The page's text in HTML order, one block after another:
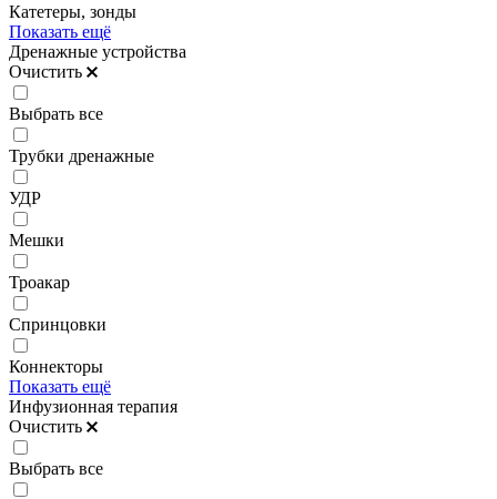
Катетеры, зонды
Показать ещё
Дренажные устройства
Очистить
Выбрать все
Трубки дренажные
УДР
Мешки
Троакар
Спринцовки
Коннекторы
Показать ещё
Инфузионная терапия
Очистить
Выбрать все